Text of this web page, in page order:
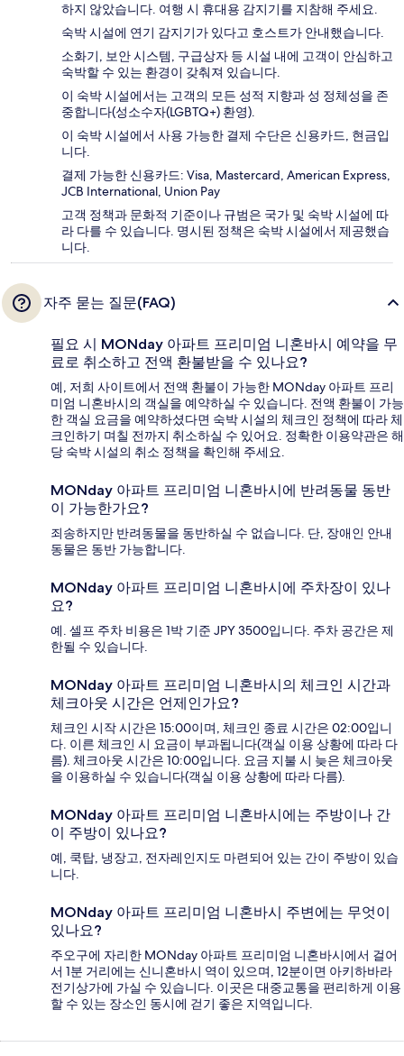
하지 않았습니다. 여행 시 휴대용 감지기를 지참해 주세요.
숙박 시설에 연기 감지기가 있다고 호스트가 안내했습니다.
소화기, 보안 시스템, 구급상자 등 시설 내에 고객이 안심하고
숙박할 수 있는 환경이 갖춰져 있습니다.
이 숙박 시설에서는 고객의 모든 성적 지향과 성 정체성을 존
중합니다(성소수자(LGBTQ+) 환영).
이 숙박 시설에서 사용 가능한 결제 수단은 신용카드, 현금입
니다.
결제 가능한 신용카드: Visa, Mastercard, American Express,
JCB International, Union Pay
고객 정책과 문화적 기준이나 규범은 국가 및 숙박 시설에 따
라 다를 수 있습니다. 명시된 정책은 숙박 시설에서 제공했습
니다.
자주 묻는 질문(FAQ)
필요 시 MONday 아파트 프리미엄 니혼바시 예약을 무
료로 취소하고 전액 환불받을 수 있나요?
예, 저희 사이트에서 전액 환불이 가능한 MONday 아파트 프리
미엄 니혼바시의 객실을 예약하실 수 있습니다. 전액 환불이 가능
한 객실 요금을 예약하셨다면 숙박 시설의 체크인 정책에 따라 체
크인하기 며칠 전까지 취소하실 수 있어요. 정확한 이용약관은 해
당 숙박 시설의 취소 정책을 확인해 주세요.
MONday 아파트 프리미엄 니혼바시에 반려동물 동반
이 가능한가요?
죄송하지만 반려동물을 동반하실 수 없습니다. 단, 장애인 안내
동물은 동반 가능합니다.
MONday 아파트 프리미엄 니혼바시에 주차장이 있나
요?
예. 셀프 주차 비용은 1박 기준 JPY 3500입니다. 주차 공간은 제
한될 수 있습니다.
MONday 아파트 프리미엄 니혼바시의 체크인 시간과
체크아웃 시간은 언제인가요?
체크인 시작 시간은 15:00이며, 체크인 종료 시간은 02:00입니
다. 이른 체크인 시 요금이 부과됩니다(객실 이용 상황에 따라 다
름). 체크아웃 시간은 10:00입니다. 요금 지불 시 늦은 체크아웃
을 이용하실 수 있습니다(객실 이용 상황에 따라 다름).
MONday 아파트 프리미엄 니혼바시에는 주방이나 간
이 주방이 있나요?
예, 쿡탑, 냉장고, 전자레인지도 마련되어 있는 간이 주방이 있습
니다.
MONday 아파트 프리미엄 니혼바시 주변에는 무엇이
있나요?
주오구에 자리한 MONday 아파트 프리미엄 니혼바시에서 걸어
서 1분 거리에는 신니혼바시 역이 있으며, 12분이면 아키하바라
전기상가에 가실 수 있습니다. 이곳은 대중교통을 편리하게 이용
할 수 있는 장소인 동시에 걷기 좋은 지역입니다.